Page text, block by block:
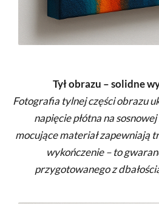
Tył obrazu – solidne
Fotografia tylnej części obrazu
napięcie płótna na
mocujące materiał zapewniają
wykończenie – to
przygotowanego z